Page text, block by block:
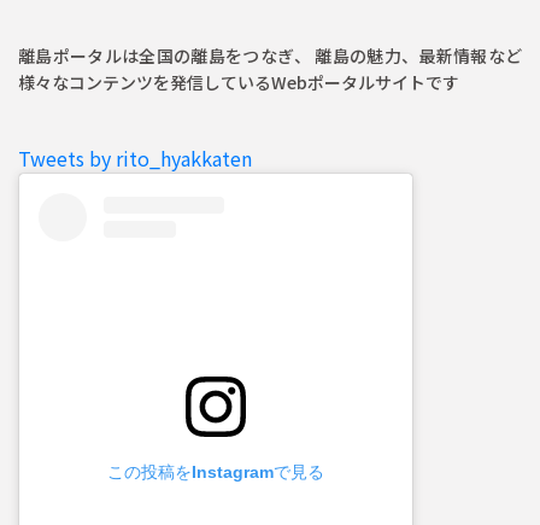
離島ポータルは全国の離島をつなぎ、 離島の魅力、最新情報など
様々なコンテンツを発信しているWebポータルサイトです
Tweets by rito_hyakkaten
この投稿をInstagramで見る